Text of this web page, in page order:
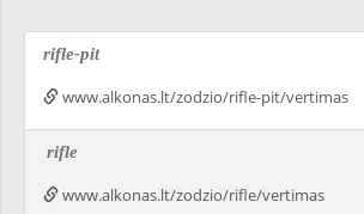
rifle-pit
www.alkonas.lt/zodzio/rifle-pit/vertimas
rifle
www.alkonas.lt/zodzio/rifle/vertimas